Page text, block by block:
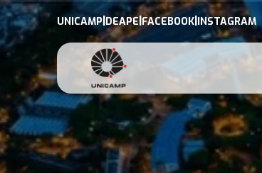
UNICAMP DEAPE|FACEBOOK INSTAGRAM